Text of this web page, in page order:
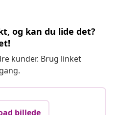
og kan du lide det?
kunder. Brug linket
billede